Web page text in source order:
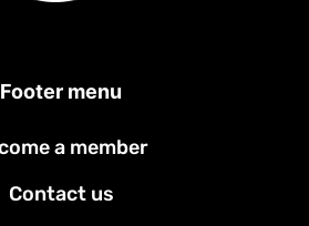
Footer menu
a member
Contact us